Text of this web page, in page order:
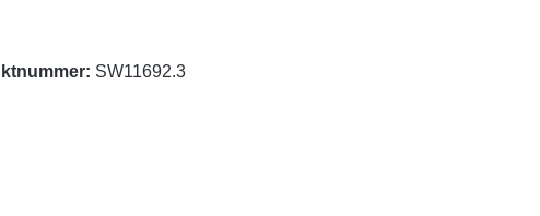
SW11692.3